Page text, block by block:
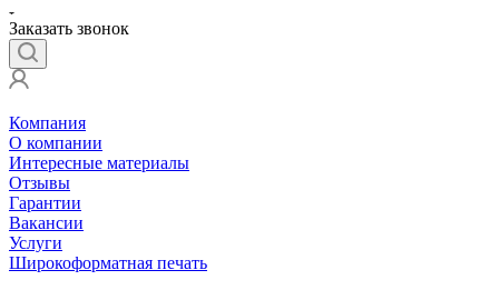
Заказать звонок
Компания
О компании
Интересные материалы
Отзывы
Гарантии
Вакансии
Услуги
Широкоформатная печать